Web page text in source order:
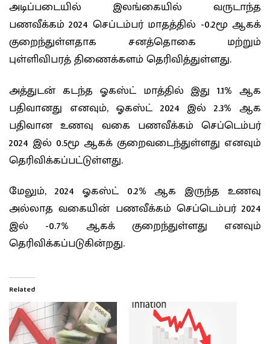
அடிப்படையில் இலங்கையில் வருடாந்த
பணவீக்கம் 2024 செப்டம்பர் மாதத்தில் -0.2மூ ஆகக்
குறைந்துள்ளதாக சனத்தொகை மற்றும்
புள்ளிவிபரத் திணைக்களம் தெரிவித்துள்ளது.
அத்துடன் கடந்த ஓகஸ்ட் மாத்தில் இது 1.1% ஆக
பதிவானது எனவும், ஓகஸ்ட் 2024 இல் 2.3% ஆக
பதிவான உணவு வகை பணவீக்கம் செப்டெம்பர்
2024 இல் 0.5மூ ஆகக் குறைவடைந்துள்ளது எனவும்
தெரிவிக்கப்பட்டுள்ளது.
மேலும், 2024 ஓகஸ்ட் 0.2% ஆக இருந்த உணவு
அல்லாத வகையின் பணவீக்கம் செப்டெம்பர் 2024
இல் -0.7% ஆகக் குறைந்துள்ளது எனவும்
தெரிவிக்கப்படுகின்றது.
Related